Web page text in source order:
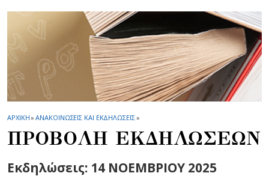
ΑΡΧΙΚΗ» ΑΝΑΚΟΙΝΩΣΕΙΣ ΚΑΙ ΕΚΔΗΛΩΣΕΙΣ»
ΠΡΟΒΟΛΗ ΕΚΔΗΛΩΣΕΩΝ
Εκδηλώσεις: 14 ΝΟΕΜΒΡΙΟΥ 2025